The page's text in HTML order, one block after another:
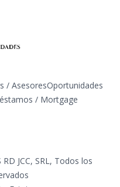
/ AsesoresOportunidades
/ Mortgage
JCC, SRL, Todos los